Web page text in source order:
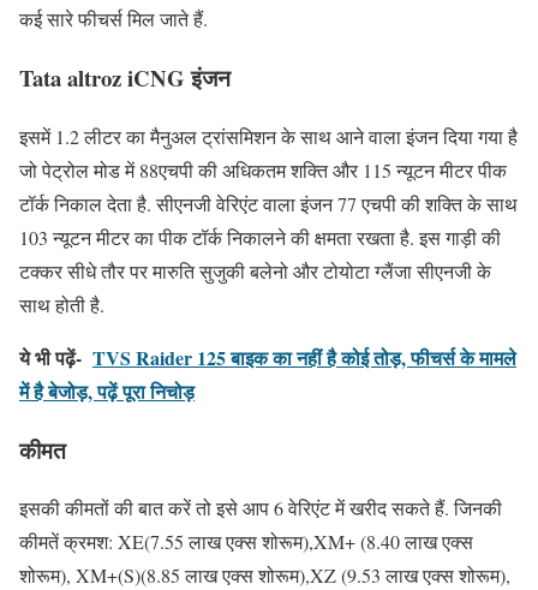
कई सारे फीचर्स मिल जाते हैं.
Tata altroz iCNG इंजन
इसमें 1.2 लीटर का मैनुअल ट्रांसमिशन के साथ आने वाला इंजन दिया गया है
जो पेट्रोल मोड में 88एचपी की अधिकतम शक्ति और 115 न्यूटन मीटर पीक
टॉर्क निकाल देता है. सीएनजी वेरिएंट वाला इंजन 77 एचपी की शक्ति के साथ
103 न्यूटन मीटर का पीक टॉर्क निकालने की क्षमता रखता है. इस गाड़ी की
टक्कर सीधे तौर पर मारुति सुजुकी बलेनो और टोयोटा ग्लैंजा सीएनजी के
साथ होती है.
ये भी पढ़ें- TVS Raider 125 बाइक का नहीं है कोई तोड़, फीचर्स के मामले
में है बेजोड़, पढ़ें पूरा निचोड़
कीमत
इसकी कीमतों की बात करें तो इसे आप 6 वेरिएंट में खरीद सकते हैं. जिनकी
कीमतें क्रमश: XE(7.55 लाख एक्स शोरूम),XM+ (8.40 लाख एक्स
शोरूम), XM+(S)(8.85 लाख एक्स शोरूम),XZ (9.53 लाख एक्स शोरूम),